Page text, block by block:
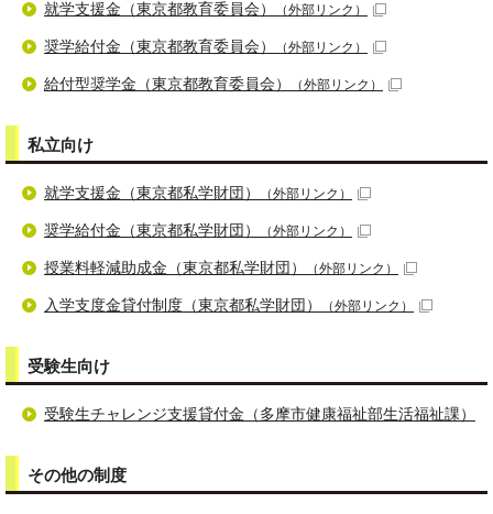
就学支援金（東京都教育委員会） （外部リンク）
奨学給付金（東京都教育委員会） （外部リンク）
給付型奨学金（東京都教育委員会） （外部リンク）
私立向け
就学支援金（東京都私学財団） （外部リンク）
奨学給付金（東京都私学財団） （外部リンク）
授業料軽減助成金（東京都私学財団） （外部リンク）
入学支度金貸付制度（東京都私学財団） （外部リンク）
受験生向け
受験生チャレンジ支援貸付金（多摩市健康福祉部生活福祉課）
その他の制度